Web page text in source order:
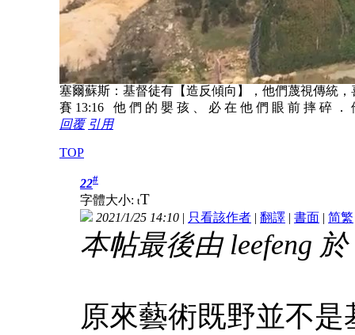
塞爾蘇斯：基督徒有【造反傾向】，他們蔑視傳統
賽 13:16 他 們 的 嬰 孩 、 必 在 他 們 眼 前 摔 碎 ．
回覆 引用
TOP
22#
字體大小: tT
2021/1/25 14:10 | 只看該作者 | 翻譯 | 書面 | 简繁
本帖最後由 leefeng
原來藝術既野並不